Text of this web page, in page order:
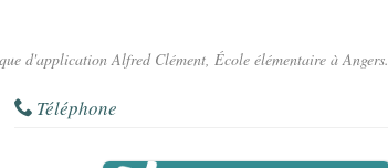
d'application Alfred Clément, École élémentaire à Angers.
Téléphone